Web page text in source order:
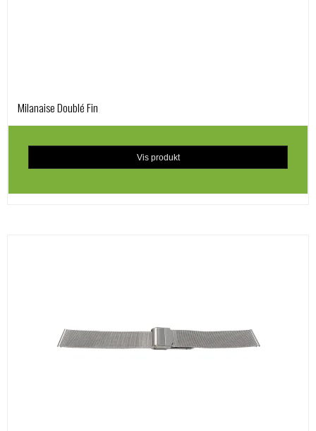
Milanaise Doublé Fin
Vis produkt